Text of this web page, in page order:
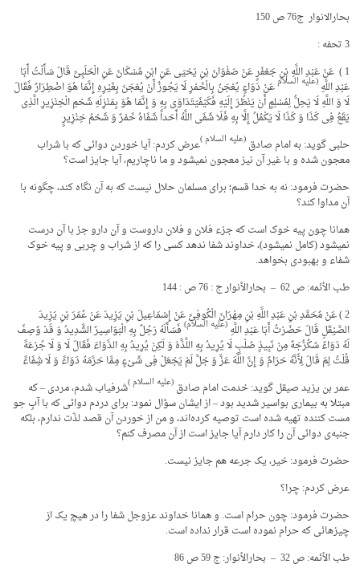
بحارالانوار ج76 ص 150
3 تحفه :
1 ) عَنْ عَبْدِ اللَّهِ بْنِ جَعْفَرٍ عَنْ صَفْوَانَ بْنِ یَحْیَى عَنِ ابْنِ مُسْکَانَ عَنِ الْحَلَبِیِّ قَالَ سَأَلْتُ أَبَا
عَبْدِ اللَّهِ(علیه السلامعَنْ دَوَاءٍ یُعْجَنُ بِالْخَمْرِ لَا یَجُوزُ أَنْ یُعْجَنَ بِغَیْرِهِ إِنَّمَا هُوَ اضْطِرَارٌ فَقَالَ
لَا وَ اللَّهِ لَا یَحِلُّ لِمُسْلِمٍ أَنْ یَنْظُرَ إِلَیْهِ فَکَیْفَ‏یَتَدَاوَى بِهِ وَ إِنَّمَا هُوَ بِمَنْزِلَهِ شَحْمِ الْخِنْزِیرِ الَّذِی
یَقَعُ فِی کَذَا وَ کَذَا لَا یَکْمُلُ إِلَّا بِهِ فَلَا شَفَى اللَّهُ أَحَداً شَفَاهُ خَمْرٌ وَ شَحْمُ خِنْزِیرٍ
حلبی گوید: به امام صادق(علیه السلام)عرض کردم: آیا خوردن دوائی که با شراب
معجون شده و با غیر آن نیز معجون نمی­شود و ما ناچاریم، آیا جایز است؟
حضرت فرمود: نه به خدا قسم؛ برای مسلمان حلال نیست که به آن نگاه کند، چگونه با
آن مداوا کند؟
همانا چون پیه خوک است که جزء فلان و فلان داروست و آن دارو جز با آن درست
نمی­شود (کامل نمی­شود)، خداوند شفا ندهد کسی را که از شراب و چربی و پیه خوک
شفاء و بهبودی بخواهد.
طب الأئمه: ص 62 – بحارالأنوار ج : 76 ص : 144
2 ) عَنْ مُحَمَّدِ بْنِ عَبْدِ اللَّهِ بْنِ مِهْرَانَ الْکُوفِیِّ عَنْ إِسْمَاعِیلَ بْنِ یَزِیدَ عَنْ عُمَرَ بْنِ یَزِیدَ
الصَّیْقَلِ قَالَ حَضَرْتُ أَبَا عَبْدِ اللَّهِ(علیه السلام)فَسَأَلَهُ رَجُلٌ بِهِ الْبَوَاسِیرُ الشَّدِیدُ وَ قَدْ وُصِفَ
لَهُ دَوَاءٌ سُکُرُّجَهٌ مِنْ نَبِیذٍ صُلْبٍ لَا یُرِیدُ بِهِ اللَّذَّهَ وَ لَکِنْ یُرِیدُ بِهِ الدَّوَاءَ فَقَالَ لَا وَ لَا جُرْعَهً
قُلْتُ لِمَ قَالَ لِأَنَّهُ حَرَامٌ وَ إِنَّ اللَّهَ عَزَّ وَ جَلَّ لَمْ یَجْعَلْ فِی شَیْ‏ءٍ مِمَّا حَرَّمَهُ دَوَاءً وَ لَا شِفَاءً
عمر بن یزید صیقل گوید: خدمت امام صادق(علیه السلام)شرفیاب شدم، مردی – که
مبتلا به بیماری بواسیر شدید بود – از ایشان سؤال نمود: برای دردم دوائی که با آبِ جو
مست کننده تهیه شده است توصیه کرده‌اند، و من از خوردن آن قصد لذّت ندارم، بلکه
جنبه‌ی دوائی آن را کار دارم آیا جایز است از آن مصرف کنم؟
حضرت فرمود: خیر، یک جرعه هم جایز نیست.
عرض کردم: چرا؟
حضرت فرمود: چون حرام است. و همانا خداوند عزوجل شفا را در هیچ یک از
چیزهائی که حرام نموده است قرار نداده است.
طب الأئمه: ص 32 – بحارالأنوار: ج 59 ص 86